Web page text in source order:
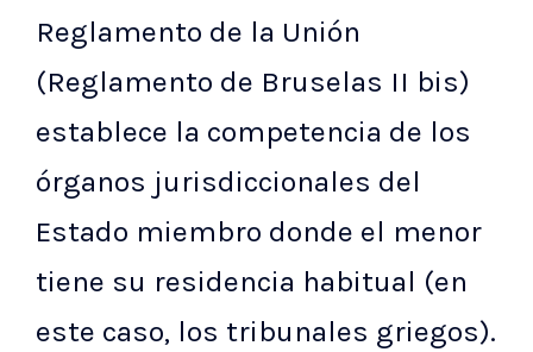
Reglamento de la Unión
(Reglamento de Bruselas II bis)
establece la competencia de los
órganos jurisdiccionales del
Estado miembro donde el menor
tiene su residencia habitual (en
este caso, los tribunales griegos).